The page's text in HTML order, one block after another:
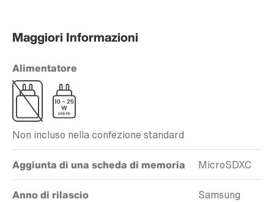
Maggiori Informazioni
Alimentatore
Non incluso nella confezione standard
Aggiunta di una scheda di memoria MicroSDXC
Anno di rilascio Samsung